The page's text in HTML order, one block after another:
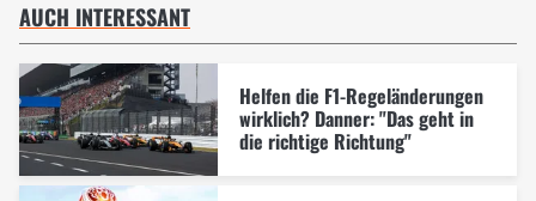
AUCH INTERESSANT
Helfen die F1-Regeländerungen
wirklich? Danner: "Das geht in
die richtige Richtung"